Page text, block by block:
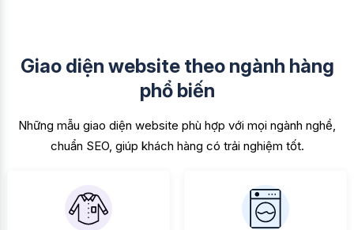
Giao diện website theo ngành hàng
phổ biến
Những mẫu giao diện website phù hợp với mọi ngành nghề,
chuẩn SEO, giúp khách hàng có trải nghiệm tốt.